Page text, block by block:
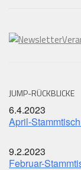
JUMP-RÜCKBLICKE
6.4.2023
April-
9.2.2023
Februar-